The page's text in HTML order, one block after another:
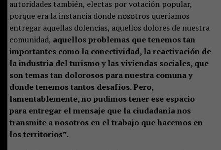
autoridades también, electas por votación popular,
porque era la instancia donde nosotros queríamos
entregar aquellas dolencias, aquellos dolores de nuestra
comunidad, aquellos problemas que tenemos tan
importantes como la conectividad, la reactivación de
la industria del turismo y las viviendas sociales, que
son temas tan dolorosos para nuestra comuna y
donde tenemos tantos desafíos. Pero,
lamentablemente, no pudimos tener ese espacio
para entregar el mensaje que la ciudadanía nos
transmite a nosotros en el trabajo que hacemos en
los territorios”.